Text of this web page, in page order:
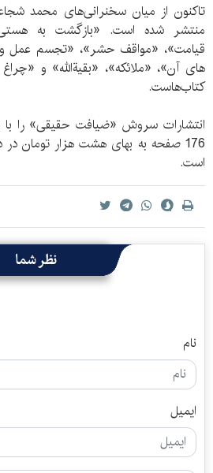
منتشر شده است. «بازگشت به
قیامت»، «مواقف حشر»، «تجسم عمل
های آن»، «ملائکه»، «بقیةالله» و
کتاب‌هاست.
انتشارات سروش «ضیافت حقیقی» را با
176 صفحه به بهای هشت هزار تومان
است.
نظر شما
نام
ایمیل